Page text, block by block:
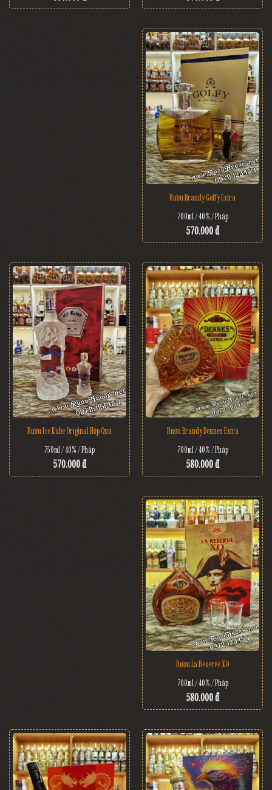
Rượu Brandy Golfy Extra
700ml / 40% / Pháp
570.000 đ
Rượu Ice Kube Original Hộp Quà
750ml / 40% / Pháp
570.000 đ
Rượu Brandy Dennes Extra
700ml / 40% / Pháp
580.000 đ
Rượu La Reserve XO
700ml / 40% / Pháp
580.000 đ